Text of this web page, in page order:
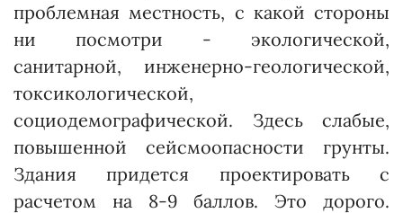
проблемная местность, с какой стороны
ни посмотри - экологической,
санитарной, инженерно-геологической,
токсикологической,
социодемографической. Здесь слабые,
повышенной сейсмоопасности грунты.
Здания придется проектировать с
расчетом на 8-9 баллов. Это дорого.